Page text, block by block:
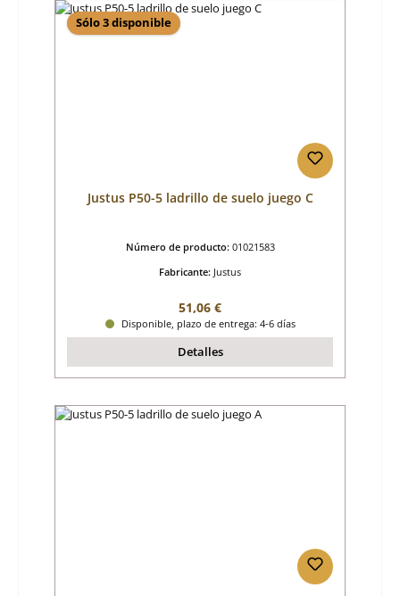
Sólo 3 disponible
Justus P50-5 ladrillo de suelo juego C
Número de producto: 01021583
Fabricante: Justus
Precio normal:
51,06 €
Disponible, plazo de entrega: 4-6 días
Detalles